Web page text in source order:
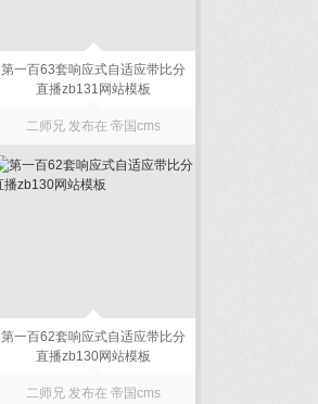
第一百63套响应式自适应带比分
直播zb131网站模板
二师兄 发布在 帝国cms
第一百62套响应式自适应带比分
直播zb130网站模板
二师兄 发布在 帝国cms